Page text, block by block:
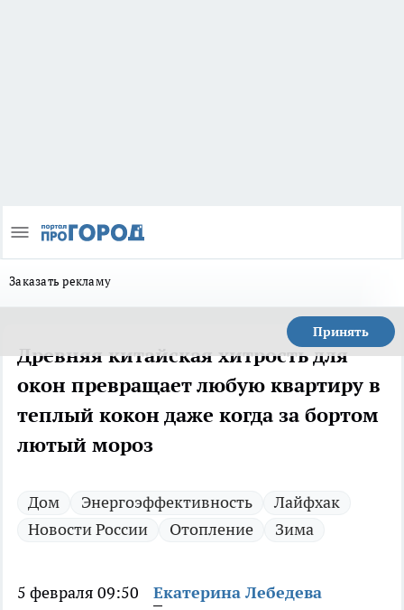
Заказать рекламу
Принять
Древняя китайская хитрость для
окон превращает любую квартиру в
теплый кокон даже когда за бортом
лютый мороз
Дом Энергоэффективность
Лайфхак
Новости России
Отопление Зима
5 февраля 09:50 Екатерина Лебедева